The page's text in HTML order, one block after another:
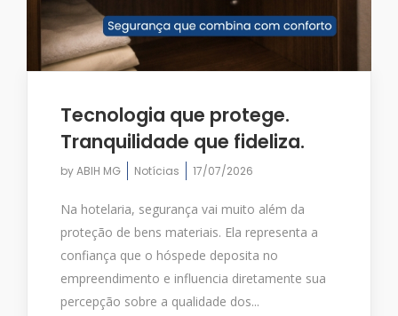
Tecnologia que protege.
Tranquilidade que fideliza.
byABIH MG Notícias 17/07/2026
Na hotelaria, segurança vai muito além da
proteção de bens materiais. Ela representa a
confiança que o hóspede deposita no
empreendimento e influencia diretamente sua
percepção sobre a qualidade dos...